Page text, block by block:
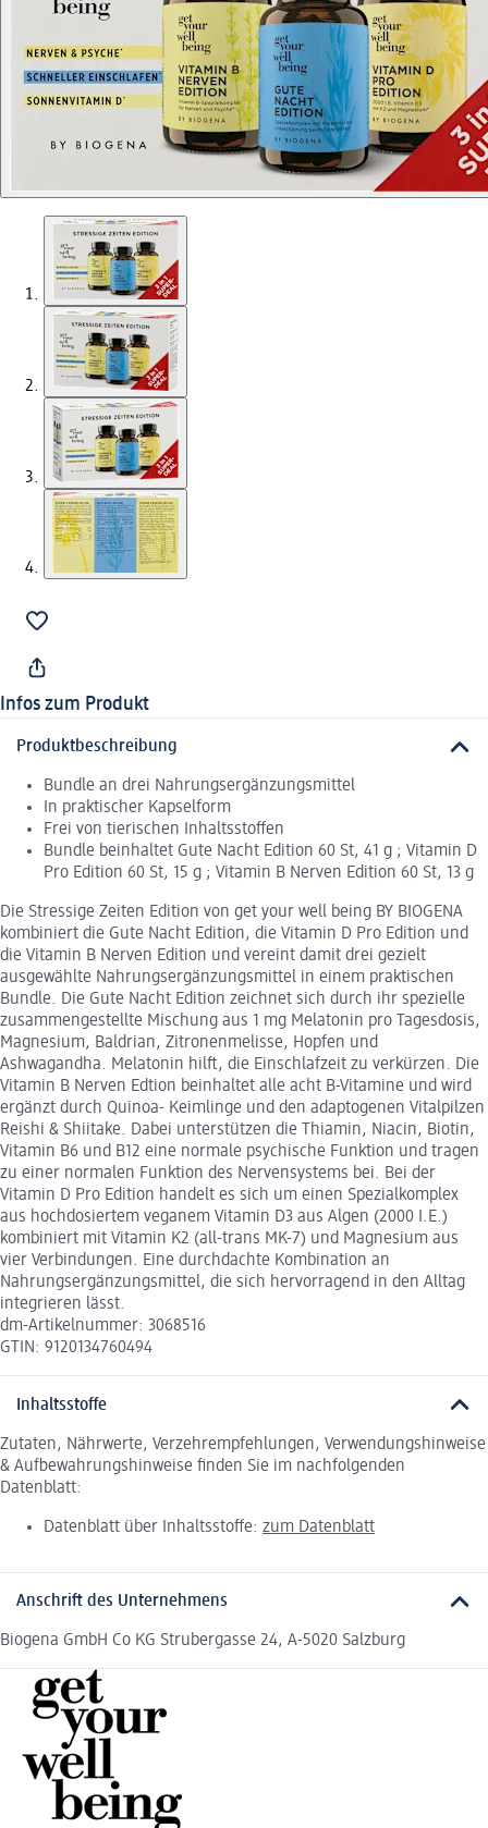
Infos zum Produkt
Produktbeschreibung
Bundle an drei Nahrungsergänzungsmittel
In praktischer Kapselform
Frei von tierischen Inhaltsstoffen
Bundle beinhaltet Gute Nacht Edition 60 St, 41 g ; Vitamin D
Pro Edition 60 St, 15 g ; Vitamin B Nerven Edition 60 St, 13 g
Die Stressige Zeiten Edition von get your well being BY BIOGENA
kombiniert die Gute Nacht Edition, die Vitamin D Pro Edition und
die Vitamin B Nerven Edition und vereint damit drei gezielt
ausgewählte Nahrungsergänzungsmittel in einem praktischen
Bundle. Die Gute Nacht Edition zeichnet sich durch ihr spezielle
zusammengestellte Mischung aus 1 mg Melatonin pro Tagesdosis,
Magnesium, Baldrian, Zitronenmelisse, Hopfen und
Ashwagandha. Melatonin hilft, die Einschlafzeit zu verkürzen. Die
Vitamin B Nerven Edtion beinhaltet alle acht B-Vitamine und wird
ergänzt durch Quinoa- Keimlinge und den adaptogenen Vitalpilzen
Reishi & Shiitake. Dabei unterstützen die Thiamin, Niacin, Biotin,
Vitamin B6 und B12 eine normale psychische Funktion und tragen
zu einer normalen Funktion des Nervensystems bei. Bei der
Vitamin D Pro Edition handelt es sich um einen Spezialkomplex
aus hochdosiertem veganem Vitamin D3 aus Algen (2000 I.E.)
kombiniert mit Vitamin K2 (all-trans MK-7) und Magnesium aus
vier Verbindungen. Eine durchdachte Kombination an
Nahrungsergänzungsmittel, die sich hervorragend in den Alltag
integrieren lässt.
dm-Artikelnummer: 3068516
GTIN: 9120134760494
Inhaltsstoffe
Zutaten, Nährwerte, Verzehrempfehlungen, Verwendungshinweise
& Aufbewahrungshinweise finden Sie im nachfolgenden
Datenblatt:
Datenblatt über Inhaltsstoffe: zum Datenblatt
Anschrift des Unternehmens
Biogena GmbH Co KG Strubergasse 24, A-5020 Salzburg